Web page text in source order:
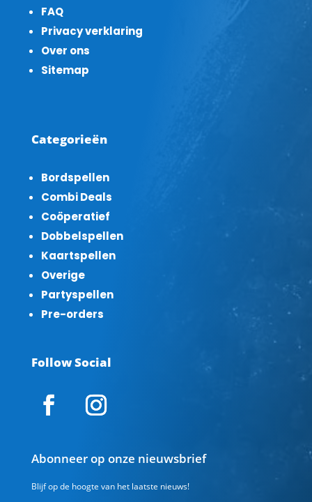
FAQ
Privacy verklaring
Over ons
Sitemap
Categorieën
Bordspellen
Combi Deals
Coöperatief
Dobbelspellen
Kaartspellen
Overige
Partyspellen
Pre-orders
Follow Social
Abonneer op onze nieuwsbrief
Blijf op de hoogte van het laatste nieuws!